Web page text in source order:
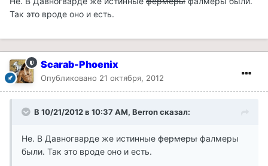
Так это вроде оно и есть.
Scarab-Phoenix
Опубликовано 21 октября, 2012
В 10/21/2012 в 10:37 AM, Berron сказал:
Не. В Давногварде же истинные фермеры фалмеры
были. Так это вроде оно и есть.